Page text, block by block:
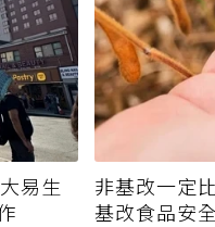
易生
非基改一定
基改食品安